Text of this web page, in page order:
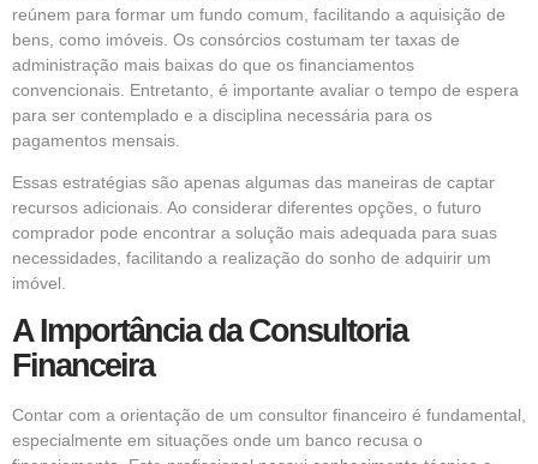
reúnem para formar um fundo comum, facilitando a aquisição de
bens, como imóveis. Os consórcios costumam ter taxas de
administração mais baixas do que os financiamentos
convencionais. Entretanto, é importante avaliar o tempo de espera
para ser contemplado e a disciplina necessária para os
pagamentos mensais.
Essas estratégias são apenas algumas das maneiras de captar
recursos adicionais. Ao considerar diferentes opções, o futuro
comprador pode encontrar a solução mais adequada para suas
necessidades, facilitando a realização do sonho de adquirir um
imóvel.
A Importância da Consultoria
Financeira
Contar com a orientação de um consultor financeiro é fundamental,
especialmente em situações onde um banco recusa o